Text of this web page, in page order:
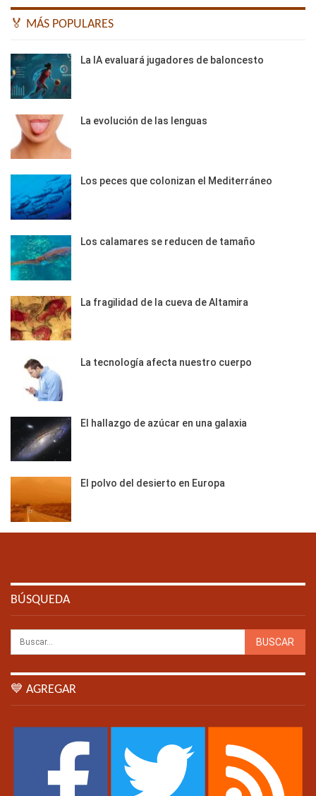
🏅 MÁS POPULARES
La IA evaluará jugadores de baloncesto
La evolución de las lenguas
Los peces que colonizan el Mediterráneo
Los calamares se reducen de tamaño
La fragilidad de la cueva de Altamira
La tecnología afecta nuestro cuerpo
El hallazgo de azúcar en una galaxia
El polvo del desierto en Europa
BÚSQUEDA
💙 AGREGAR